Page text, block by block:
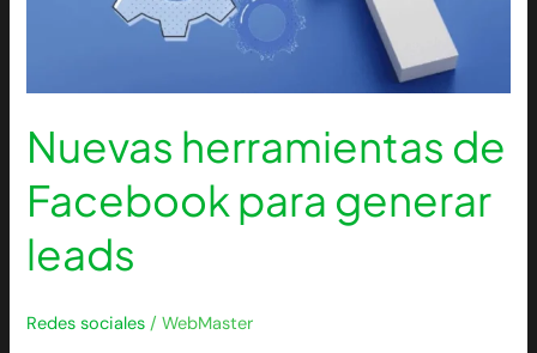
Nuevas herramientas de
Facebook para generar
leads
Redes sociales /WebMaster